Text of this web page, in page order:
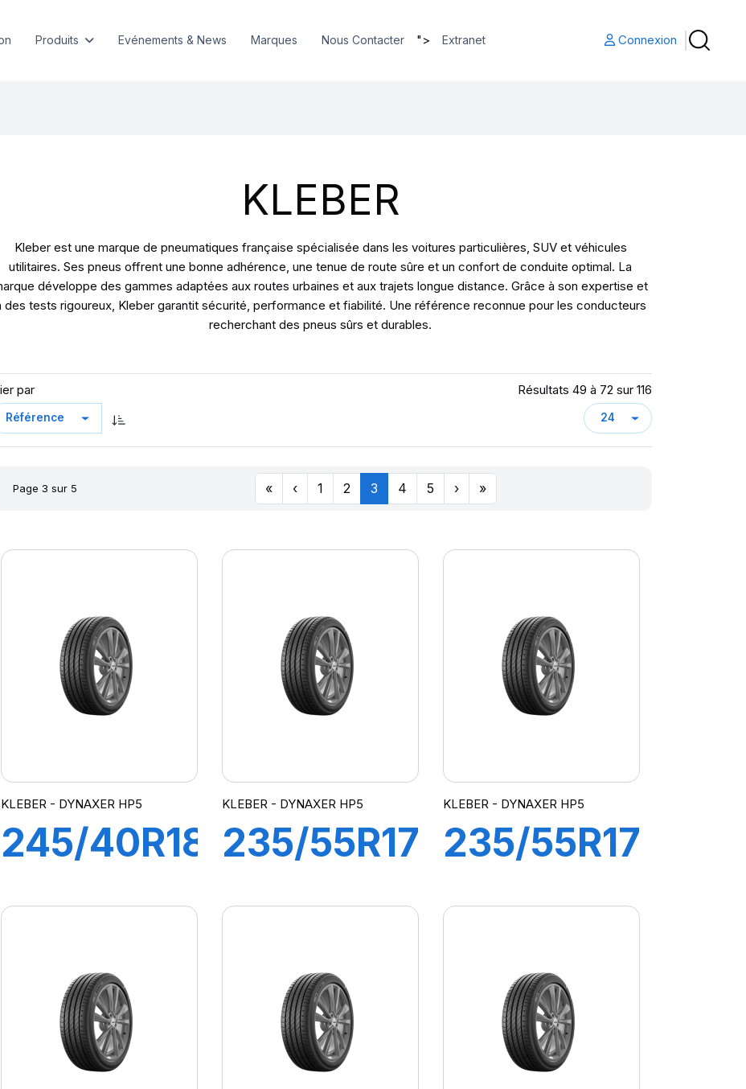
Produits Evénements & News Marques Nous Contacter "> Extranet Connexion
KLEBER
Kleber est une marque de pneumatiques française spécialisée dans les voitures particulières, SUV et véhicules
utilitaires. Ses pneus offrent une bonne adhérence, une tenue de route sûre et un confort de conduite optimal. La
développe des gammes adaptées aux routes urbaines et aux trajets longue distance. Grâce à son expertise et
des tests rigoureux, Kleber garantit sécurité, performance et fiabilité. Une référence reconnue pour les conducteurs
recherchant des pneus sûrs et durables.
par Résultats 49 à 72 sur 116
Page 3 sur 5 « ‹ 1 2 3 4 5 › »
KLEBER - DYNAXER HP5
245/40R18
HP5
KLEBER - DYNAXER HP5
235/55R17
HP5
KLEBER - DYNAXER HP5
235/55R17
HP5